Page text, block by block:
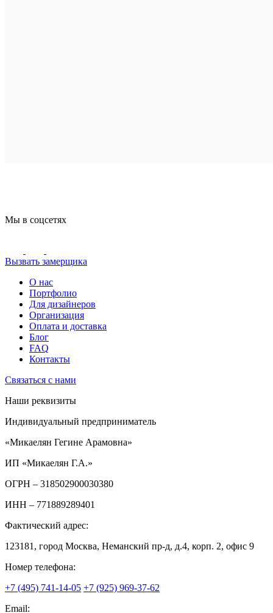
Мы в соцсетях
Вызвать замерщика
О нас
Портфолио
Для дизайнеров
Организация
Оплата и доставка
Блог
FAQ
Контакты
Связаться с нами
Наши реквизиты
Индивидуальный предприниматель
«Микаелян Гегине Арамовна»
ИП «Микаелян Г.А.»
ОГРН – 318502900030380
ИНН – 771889289401
Фактический адрес:
123181, город Москва, Неманский пр-д, д.4, корп. 2, офис 9
Номер телефона:
+7 (495) 741-14-05 +7 (925) 969-37-62
Email: